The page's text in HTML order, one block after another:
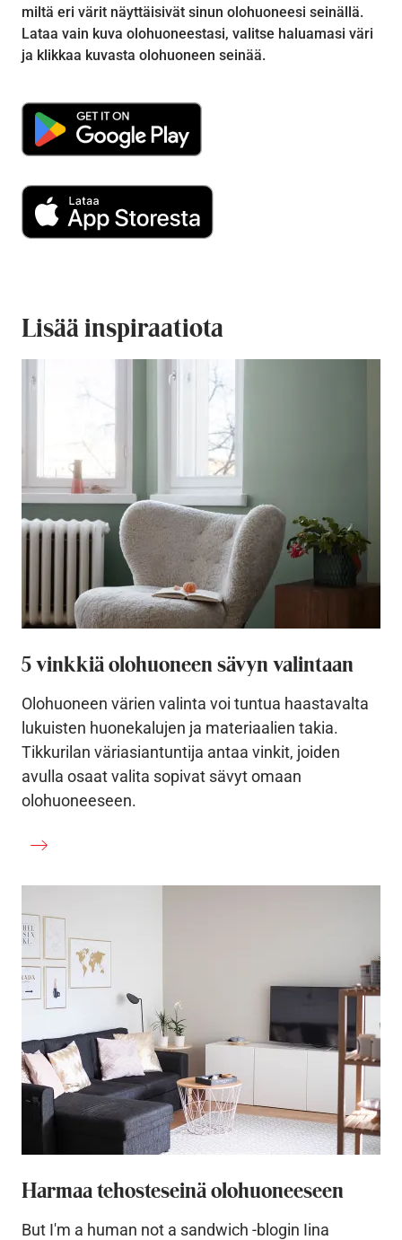
miltä eri värit näyttäisivät sinun olohuoneesi seinällä.
Lataa vain kuva olohuoneestasi, valitse haluamasi väri
ja klikkaa kuvasta olohuoneen seinää.
Lisää inspiraatiota
5 vinkkiä olohuoneen sävyn valintaan
Olohuoneen värien valinta voi tuntua haastavalta
lukuisten huonekalujen ja materiaalien takia.
Tikkurilan väriasiantuntija antaa vinkit, joiden
avulla osaat valita sopivat sävyt omaan
olohuoneeseen.
Harmaa tehosteseinä olohuoneeseen
But I'm a human not a sandwich -blogin Iina